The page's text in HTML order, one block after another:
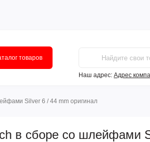
товаров
Наш адрес: Адрес
Silver 6 / 44 mm оригинал
в сборе со шлейфами